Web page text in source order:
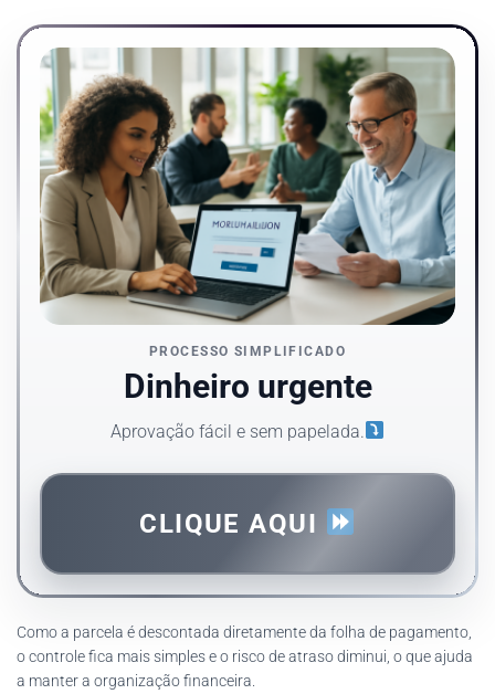
PROCESSO SIMPLIFICADO
Dinheiro urgente
Aprovação fácil e sem papelada.
CLIQUE AQUI
Como a parcela é descontada diretamente da folha de pagamento,
o controle fica mais simples e o risco de atraso diminui, o que ajuda
a manter a organização financeira.